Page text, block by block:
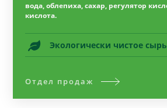
вода, облепиха, сахар, регулятор
кислота.
Экологически чистое
Отдел продаж